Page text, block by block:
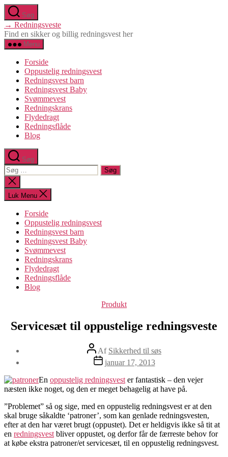
Spring
til
indholdet
Søg
→ Redningsveste
Find en sikker og billig redningsvest her
Menu
Forside
Oppustelig redningsvest
Redningsvest barn
Redningsvest Baby
Svømmevest
Redningskrans
Flydedragt
Redningsflåde
Blog
Søg
Søg
efter:
Luk
søgning
Luk Menu
Forside
Oppustelig redningsvest
Redningsvest barn
Redningsvest Baby
Svømmevest
Redningskrans
Flydedragt
Redningsflåde
Blog
Kategorier
Produkt
Servicesæt til oppustelige redningsveste
Indlægsforfatter
Af Sikkerhed til søs
Indlægsdato
januar 17, 2013
En oppustelig redningsvest er fantastisk – den vejer
næsten ikke noget, og den er meget behagelig at have på.
”Problemet” så og sige, med en oppustelig redningsvest er at den
skal bruge såkaldte ‘patroner’, som kan genlade redningsvesten,
efter at den har været brugt (oppustet). Det er heldigvis ikke så tit at
en redningsvest bliver oppustet, og derfor får de færreste behov for
at købe ekstra patroner/et servicesæt, til en oppustelig redningsvest.